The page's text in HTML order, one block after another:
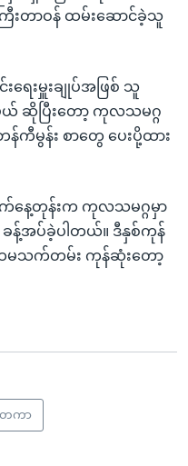
ကြီးတာဝန် ထမ်းဆောင်ခဲ့သူ
ေးမှူးချုပ်အဖြစ် သူ
ယ် ဆိုပြီးတော့ ကုလသမဂ္ဂ
ကီမွန်း စာတွေ ပေးပို့ထား
က်နေ့တုန်းက ကုလသမဂ္ဂမှာ
ခန့်အပ်ခဲ့ပါတယ်။ ဒီနှစ်ကုန်
မသက်တမ်း ကုန်ဆုံးတော့
တကာ